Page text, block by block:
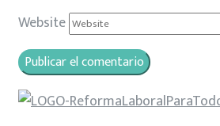
Website